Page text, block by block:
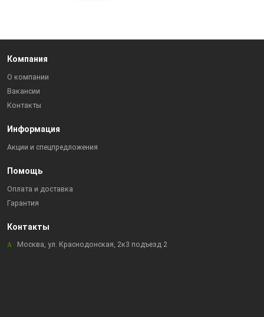
Компания
О компании
Вакансии
Контакты
Информация
Акции и спецпредложения
Помощь
Оплата и доставка
Гарантия
Контакты
Москва, ул. Краснодонская, 2к3 подъезд 2